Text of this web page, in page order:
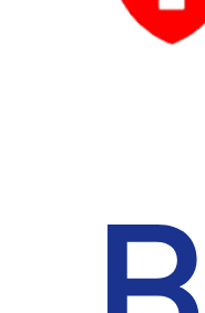
Behördenportal digital